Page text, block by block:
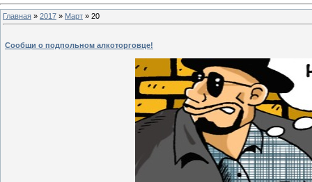
Главная » 2017 » Март » 20
Сообщи о подпольном алкоторговце!